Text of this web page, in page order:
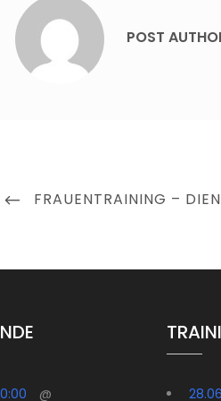
POST
Beitragsnavigation
PREVIOUS
FRAUENTRAINING –
@